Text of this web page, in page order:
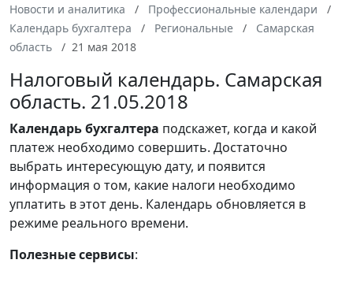
Новости и аналитика
Профессиональные календари
Календарь бухгалтера
Региональные
Самарская
область
21 мая 2018
Налоговый календарь. Самарская
область. 21.05.2018
Календарьбухгалтера подскажет, когда и какой
платеж необходимо совершить. Достаточно
выбрать интересующую дату, и появится
информация о том, какие налоги необходимо
уплатить в этот день. Календарь обновляется в
режиме реального времени.
Полезные сервисы: